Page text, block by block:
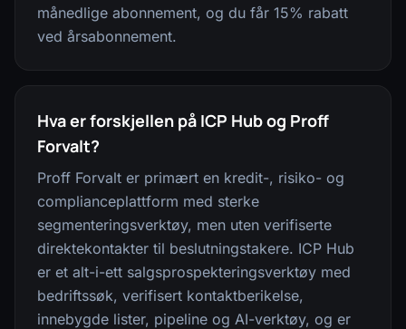
månedlige abonnement, og du får 15% rabatt
ved årsabonnement.
Hva er forskjellen på ICP Hub og Proff
Forvalt?
Proff Forvalt er primært en kredit-, risiko- og
complianceplattform med sterke
segmenteringsverktøy, men uten verifiserte
direktekontakter til beslutningstakere. ICP Hub
er et alt-i-ett salgsprospekteringsverktøy med
bedriftssøk, verifisert kontaktberikelse,
innebygde lister, pipeline og AI-verktøy, og er